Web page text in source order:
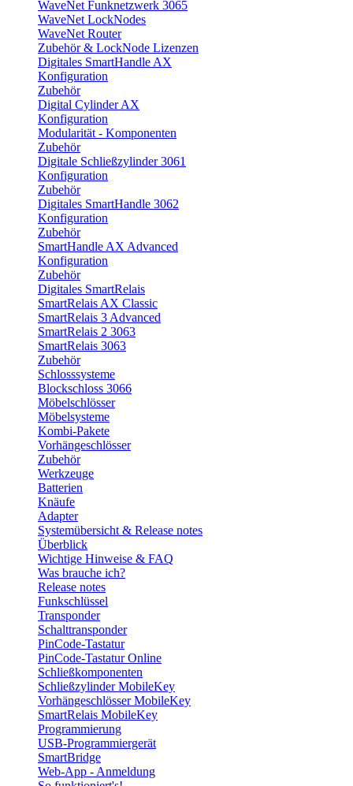
WaveNet Funknetzwerk 3065
WaveNet LockNodes
WaveNet Router
Zubehör & LockNode Lizenzen
Digitales SmartHandle AX
Konfiguration
Zubehör
Digital Cylinder AX
Konfiguration
Modularität - Komponenten
Zubehör
Digitale Schließzylinder 3061
Konfiguration
Zubehör
Digitales SmartHandle 3062
Konfiguration
Zubehör
SmartHandle AX Advanced
Konfiguration
Zubehör
Digitales SmartRelais
SmartRelais AX Classic
SmartRelais 3 Advanced
SmartRelais 2 3063
SmartRelais 3063
Zubehör
Schlosssysteme
Blockschloss 3066
Möbelschlösser
Möbelsysteme
Kombi-Pakete
Vorhängeschlösser
Zubehör
Werkzeuge
Batterien
Knäufe
Adapter
Systemübersicht & Release notes
Überblick
Wichtige Hinweise & FAQ
Was brauche ich?
Release notes
Funkschlüssel
Transponder
Schalttransponder
PinCode-Tastatur
PinCode-Tastatur Online
Schließkomponenten
Schließzylinder MobileKey
Vorhängeschlösser MobileKey
SmartRelais MobileKey
Programmierung
USB-Programmiergerät
SmartBridge
Web-App - Anmeldung